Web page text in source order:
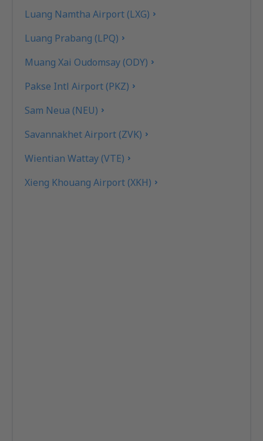
Luang Namtha Airport (LXG)
Luang Prabang (LPQ)
Muang Xai Oudomsay (ODY)
Pakse Intl Airport (PKZ)
Sam Neua (NEU)
Savannakhet Airport (ZVK)
Wientian Wattay (VTE)
Xieng Khouang Airport (XKH)